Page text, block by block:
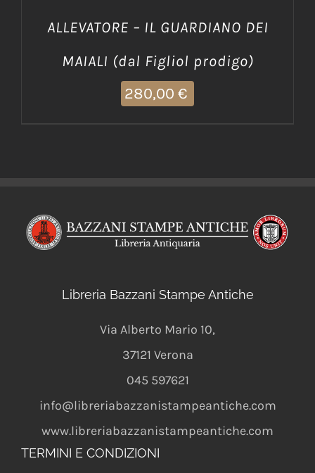
ALLEVATORE – IL GUARDIANO DEI
MAIALI (dal Figliol prodigo)
280,00 €
Libreria Bazzani Stampe Antiche
Via Alberto Mario 10,
37121 Verona
045 597621
info@libreriabazzanistampeantiche.com
www.libreriabazzanistampeantiche.com
TERMINI E CONDIZIONI